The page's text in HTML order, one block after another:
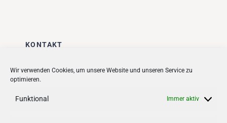
Wir verwenden Cookies, um unsere Website und unseren Service zu
optimieren.
Funktional Immer aktiv
KONTAKT
Stadt + Handel City- und
Quartiersmanagement